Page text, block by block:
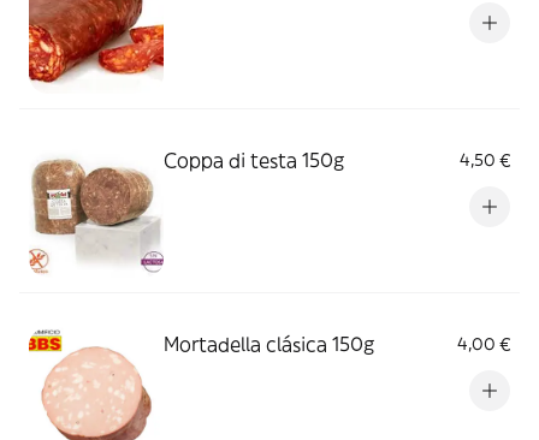
Coppa di testa 150g 4,50 €
Mortadella clásica 150g 4,00 €